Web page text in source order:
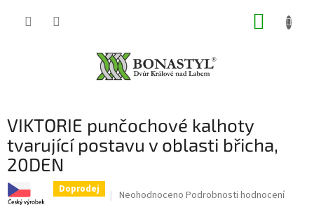
VIKTORIE punčochové kalhoty
tvarující postavu v oblasti břicha,
20DEN
Doprodej
Průměrné
Neohodnoceno Podrobnosti hodnocení